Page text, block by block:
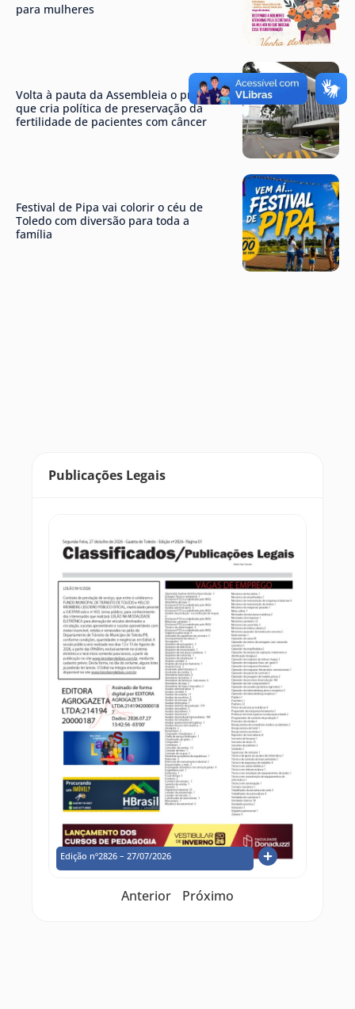
para mulheres
Volta à pauta da Assembleia o projeto
que cria política de preservação da
fertilidade de pacientes com câncer
Festival de Pipa vai colorir o céu de
Toledo com diversão para toda a
família
Publicações Legais
Edição nº2826 – 27/07/2026
Anterior Próximo